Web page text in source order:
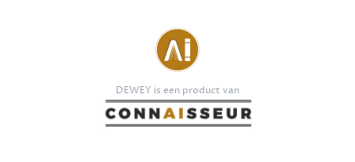
DEWEY is een product van